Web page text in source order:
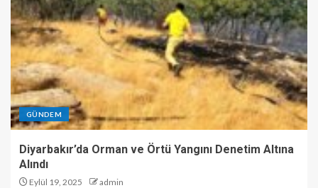
GÜNDEM
Diyarbakır’da Orman ve Örtü Yangını Denetim Altına
Alındı
Eylül 19, 2025 admin